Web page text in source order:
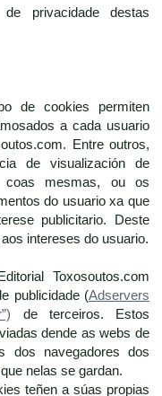
privacidade destas
de cookies permiten
a cada usuario
Entre outros,
de visualización de
coas mesmas, ou os
do usuario xa que
publicitario. Deste
intereses do usuario.
Toxosoutos.com
publicidade (Adservers
de terceiros. Estos
dende as webs de
dos navegadores dos
nelas se gardan.
teñen a súas propias